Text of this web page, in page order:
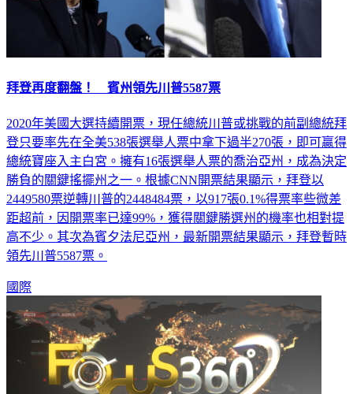
拜登再度翻盤！ 賓州領先川普5587票
2020年美國大選持續開票，現任總統川普或挑戰的前副總統拜
登只要率先在全美538張選舉人票中拿下過半270張，即可贏得
總統寶座入主白宮。擁有16張選舉人票的喬治亞州，成為決定
勝負的關鍵搖擺州之一。根據CNN開票結果顯示，拜登以
2449580票逆轉川普的2448484票，以917張0.1%得票率些微差
距超前，因開票率已達99%，獲得關鍵勝選州的機率也相對提
高不少。其次為賓夕法尼亞州，最新開票結果顯示，拜登暫時
領先川普5587票。
國際